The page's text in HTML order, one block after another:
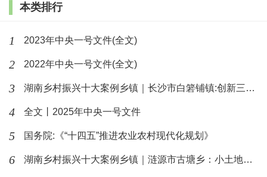
式、入市价格、集体收益分配安排等内容。要求“入
市”以招标、拍卖、挂牌或者协议等方式确定土地使用
五是优化用地审批程序。贯彻落实国务院用地审批
审批材料，将原“一书四方案”整合为农用地转用方案和
征收土地申请。合并办理单独选址建设项目用地预审与
本类排行
1 2023年中央一号文件(全文)
2 2022年中央一号文件(全文)
3 湖南乡村振兴十大案例乡镇｜长沙市白箬铺镇:创新三三四模式推进
4 全文丨2025年中央一号文件
5 国务院:《“十四五”推进农业农村现代化规划》
6 湖南乡村振兴十大案例乡镇｜涟源市古塘乡：小土地上谱写乡村振兴